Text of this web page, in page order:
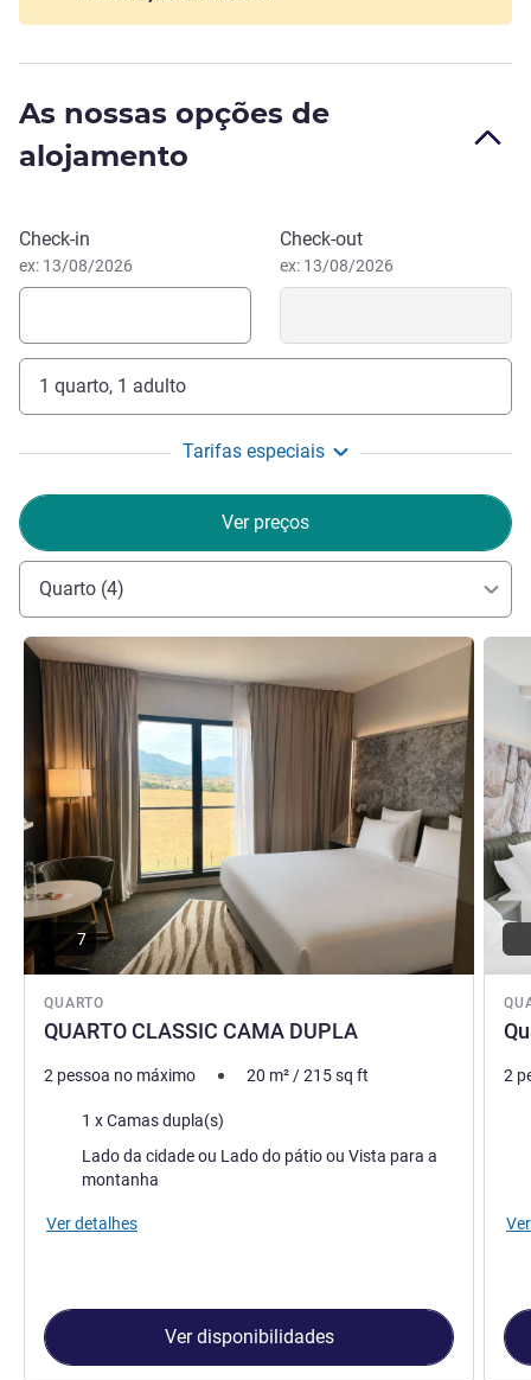
Aninhado entre os tesouros da Córsega, presenteie-se
com um momento de serenidade no nosso refúgio
tranquilo. Faça do nosso hotel o seu espaço de trabalho
longe do escritório. Relaxe, nós tratamos de tudo por si.
As nossas opções de
alojamento
Reservar este hotel
Check-in
ex: 13/08/2026
Check-out
ex: 13/08/2026
1 quarto, 1 adulto
Tarifas especiais
Ver preços
Quarto (4)
QUARTO
QUARTO CLASSIC CAMA DUPLA
Ver detalhes
7
2 pessoa no máximo 20 m²/215sq ft
Cama1 x Camas dupla(s)
Vistas:Lado da cidade ou Lado do pátio ou Vista para a
montanha
Ver detalhes
Ver disponibilidades
Ver
2